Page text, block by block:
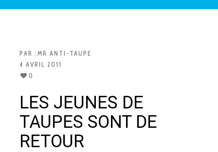
PAR :MR ANTI-TAUPE
4 AVRIL 2011
0
LES JEUNES DE
TAUPES SONT DE
RETOUR